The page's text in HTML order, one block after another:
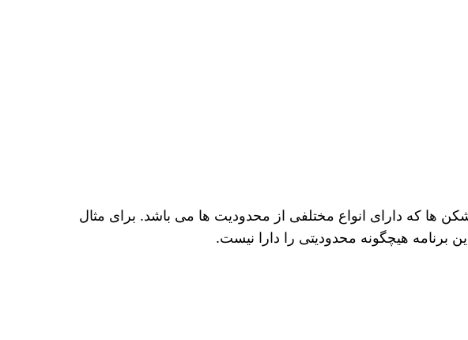
ها که دارای انواع مختلفی از محدودیت‌ ها می باشد. برای مثال
برنامه هیچگونه محدودیتی را دارا نیست.